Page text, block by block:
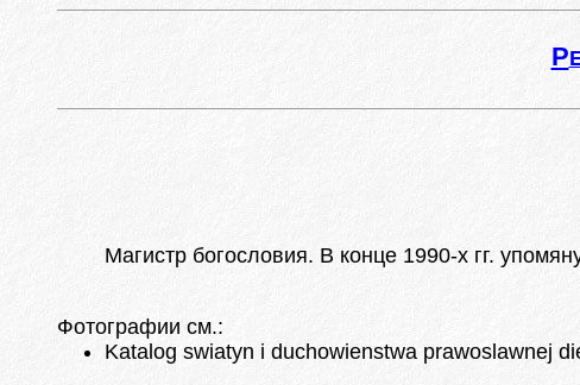
Р
Магистр богословия. В конце 1990-х гг.
Фотографии см.:
Katalog swiatyn i duchowienstwa prawoslawnej